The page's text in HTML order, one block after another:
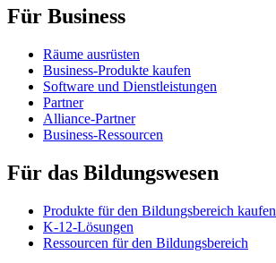
Für Business
Räume ausrüsten
Business-Produkte kaufen
Software und Dienstleistungen
Partner
Alliance-Partner
Business-Ressourcen
Für das Bildungswesen
Produkte für den Bildungsbereich kaufen
K-12-Lösungen
Ressourcen für den Bildungsbereich